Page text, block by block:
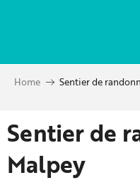
principal
Home Sentier de
Sentier de
Malpey